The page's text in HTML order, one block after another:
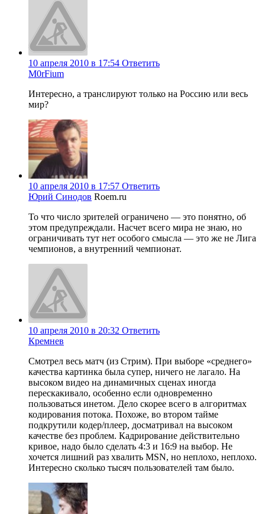
10 апреля 2010 в 17:54 Ответить
M0rFium
Интересно, а транслируют только на Россию или весь
мир?
10 апреля 2010 в 17:57 Ответить
Юрий Синодов Roem.ru
То что число зрителей ограничено — это понятно, об
этом предупреждали. Насчет всего мира не знаю, но
ограничивать тут нет особого смысла — это же не Лига
чемпионов, а внутренний чемпионат.
10 апреля 2010 в 20:32 Ответить
Кремнев
Смотрел весь матч (из Стрим). При выборе «среднего»
качества картинка была супер, ничего не лагало. На
высоком видео на динамичных сценах иногда
перескакивало, особенно если одновременно
пользоваться инетом. Дело скорее всего в алгоритмах
кодирования потока. Похоже, во втором тайме
подкрутили кодер/плеер, досматривал на высоком
качестве без проблем. Кадрирование действительно
кривое, надо было сделать 4:3 и 16:9 на выбор. Не
хочется лишний раз хвалить MSN, но неплохо, неплохо.
Интересно сколько тысяч пользователей там было.